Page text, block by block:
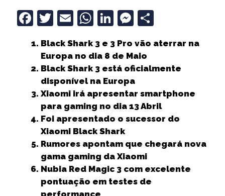
F
c
e
b
o
o
k
T
it
t
e
r
E
ai
l
W
a
ts
A
p
p
Li
k
e
dI
n
M
ss
e
n
g
e
a
r
Black Shark 3 e 3 Pro vão aterrar na
Europa no dia 8 de Maio
Black Shark 3 está oficialmente
disponível na Europa
Xiaomi irá apresentar smartphone
para gaming no dia 13 Abril
Foi apresentado o sucessor do
Xiaomi Black Shark
Rumores apontam que chegará nova
gama gaming da Xiaomi
Nubia Red Magic 3 com excelente
pontuação em testes de
performance